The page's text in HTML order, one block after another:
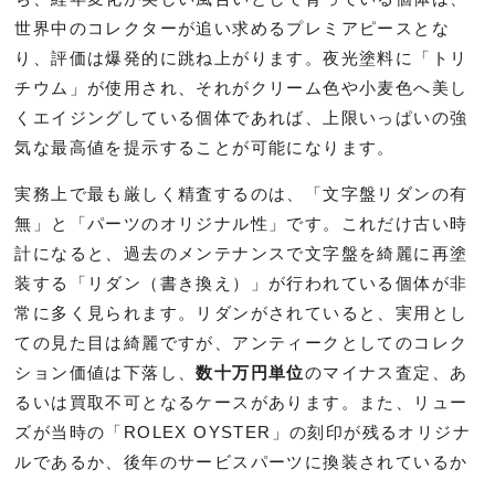
世界中のコレクターが追い求めるプレミアピースとな
り、評価は爆発的に跳ね上がります。夜光塗料に「トリ
チウム」が使用され、それがクリーム色や小麦色へ美し
くエイジングしている個体であれば、上限いっぱいの強
気な最高値を提示することが可能になります。
実務上で最も厳しく精査するのは、「文字盤リダンの有
無」と「パーツのオリジナル性」です。これだけ古い時
計になると、過去のメンテナンスで文字盤を綺麗に再塗
装する「リダン（書き換え）」が行われている個体が非
常に多く見られます。リダンがされていると、実用とし
ての見た目は綺麗ですが、アンティークとしてのコレク
ション価値は下落し、数十万円単位のマイナス査定、あ
るいは買取不可となるケースがあります。また、リュー
ズが当時の「ROLEX OYSTER」の刻印が残るオリジナ
ルであるか、後年のサービスパーツに換装されているか